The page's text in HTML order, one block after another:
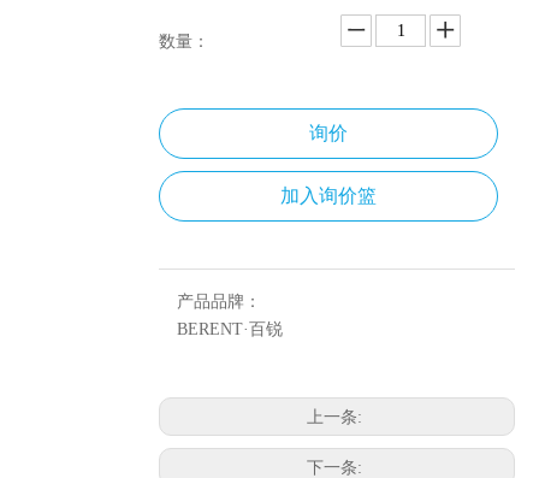
数量：
询价
加入询价篮
产品品牌：
BERENT·百锐
上一条:
下一条: